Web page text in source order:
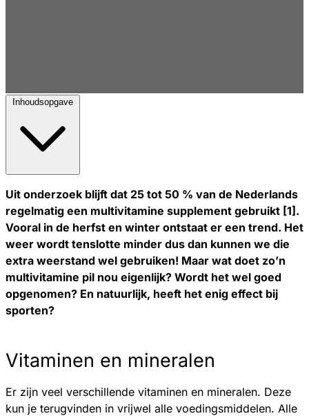
Inhoudsopgave
Uit onderzoek blijft dat 25 tot 50 % van de Nederlands
regelmatig een multivitamine supplement gebruikt [1].
Vooral in de herfst en winter ontstaat er een trend. Het
weer wordt tenslotte minder dus dan kunnen we die
extra weerstand wel gebruiken! Maar wat doet zo’n
multivitamine pil nou eigenlijk? Wordt het wel goed
opgenomen? En natuurlijk, heeft het enig effect bij
sporten?
Vitaminen en mineralen
Er zijn veel verschillende vitaminen en mineralen. Deze
kun je terugvinden in vrijwel alle voedingsmiddelen. Alle